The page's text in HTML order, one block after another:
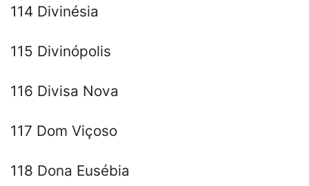
114 Divinésia
115 Divinópolis
116 Divisa Nova
117 Dom Viçoso
118 Dona Eusébia